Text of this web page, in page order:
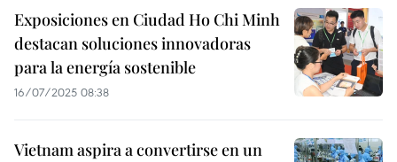
Exposiciones en Ciudad Ho Chi Minh
destacan soluciones innovadoras
para la energía sostenible
16/07/2025 08:38
Vietnam aspira a convertirse en un